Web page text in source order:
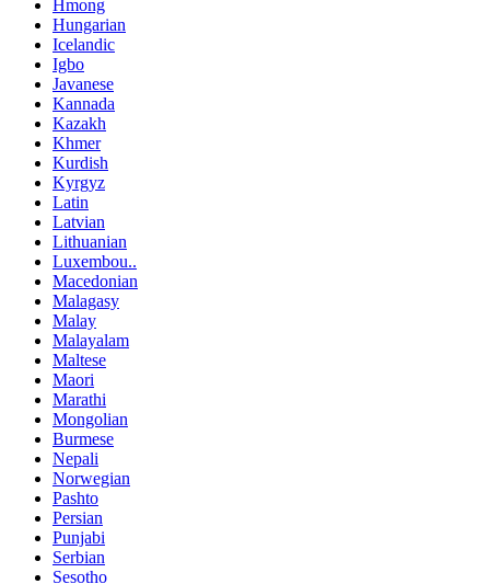
Hmong
Hungarian
Icelandic
Igbo
Javanese
Kannada
Kazakh
Khmer
Kurdish
Kyrgyz
Latin
Latvian
Lithuanian
Luxembou..
Macedonian
Malagasy
Malay
Malayalam
Maltese
Maori
Marathi
Mongolian
Burmese
Nepali
Norwegian
Pashto
Persian
Punjabi
Serbian
Sesotho